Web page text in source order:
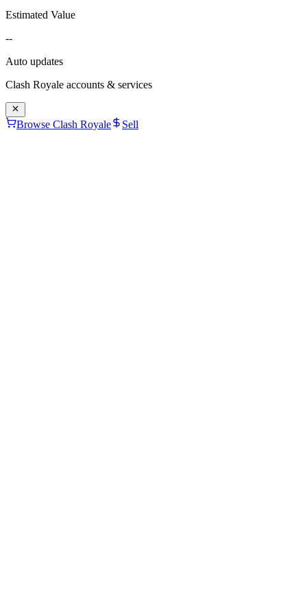
Estimated Value
--
Auto updates
Clash Royale accounts & services
Browse Clash Royale Sell